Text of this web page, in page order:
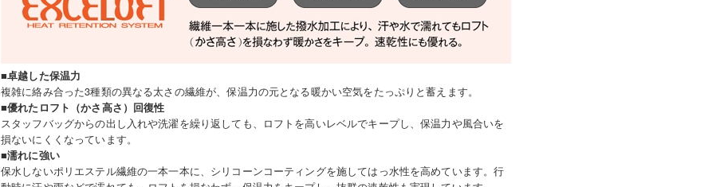
■卓越した保温力
複雑に絡み合った3種類の異なる太さの繊維が、保温力の元となる暖かい空気をたっぷりと蓄えます。
■優れたロフト（かさ高さ）回復性
スタッフバッグからの出し入れや洗濯を繰り返しても、ロフトを高いレベルでキープし、保温力や風合いを
損ないにくくなっています。
■濡れに強い
保水しないポリエステル繊維の一本一本に、シリコーンコーティングを施してはっ水性を高めています。行